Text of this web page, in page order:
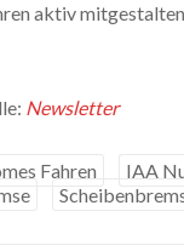
aktiv
Newsletter
Fahren
IAA